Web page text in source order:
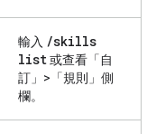
輸入 /skills
list或查看「自
訂」>「規則」 側
欄。